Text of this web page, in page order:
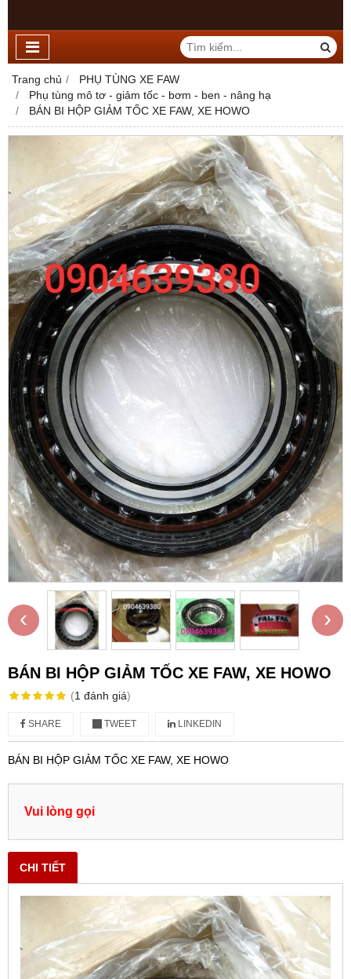
Trang chủ
PHỤ TÙNG XE FAW
Phụ tùng mô tơ - giảm tốc - bơm - ben - nâng hạ
BÁN BI HỘP GIẢM TỐC XE FAW, XE HOWO
‹ ›
BÁN BI HỘP GIẢM TỐC XE FAW, XE HOWO
(1 đánh giá)
SHARE TWEET LINKEDIN
BÁN BI HỘP GIẢM TỐC XE FAW, XE HOWO
Vui lòng gọi
CHI TIẾT